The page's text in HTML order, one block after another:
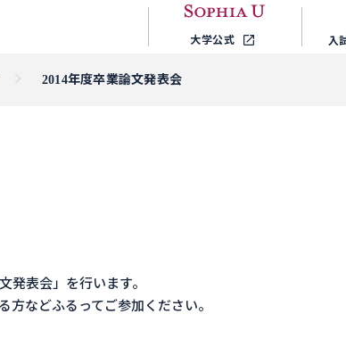
大学公式 入
2014年度卒業論文発表会
発表会」を行います。
などふるってご参加ください。